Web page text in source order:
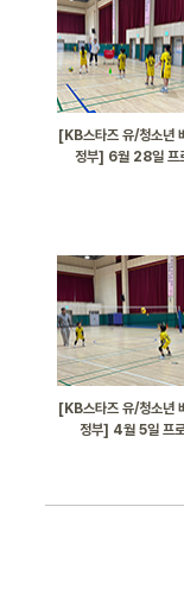
[KB스타즈 유/청소년
정부] 6월 28일 프
[KB스타즈 유/청소년
정부] 4월 5일 프